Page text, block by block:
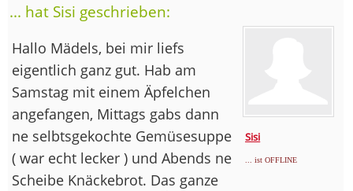
... hat Sisi geschrieben:
Sisi
... ist OFFLINE
Hallo Mädels, bei mir liefs
eigentlich ganz gut. Hab am
Samstag mit einem Äpfelchen
angefangen, Mittags gabs dann
ne selbtsgekochte Gemüsesuppe
( war echt lecker ) und Abends ne
Scheibe Knäckebrot. Das ganze